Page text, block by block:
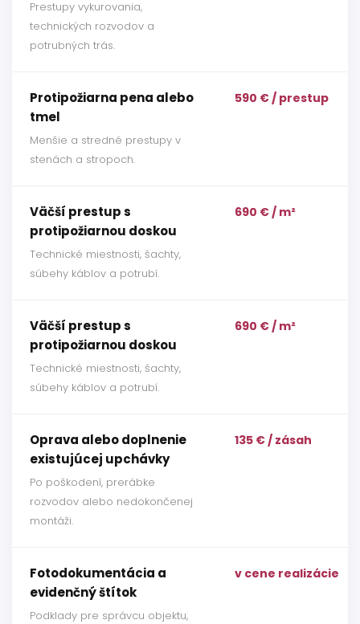
Prestupy vykurovania,
technických rozvodov a
potrubných trás.
Protipožiarna pena alebo
tmel
Menšie a stredné prestupy v
stenách a stropoch.
590 € / prestup
Väčší prestup s
protipožiarnou doskou
Technické miestnosti, šachty,
súbehy káblov a potrubí.
690 € / m²
Väčší prestup s
protipožiarnou doskou
Technické miestnosti, šachty,
súbehy káblov a potrubí.
690 € / m²
Oprava alebo doplnenie
existujúcej upchávky
Po poškodení, prerábke
rozvodov alebo nedokončenej
montáži.
135 € / zásah
Fotodokumentácia a
evidenčný štítok
Podklady pre správcu objektu,
v cene realizácie